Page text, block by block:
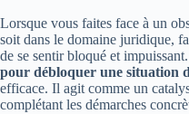
Lorsque vous faites face à un
soit dans le domaine juridique,
de se sentir bloqué et
pour débloquer une situation
efficace. Il agit comme un
complétant les démarches